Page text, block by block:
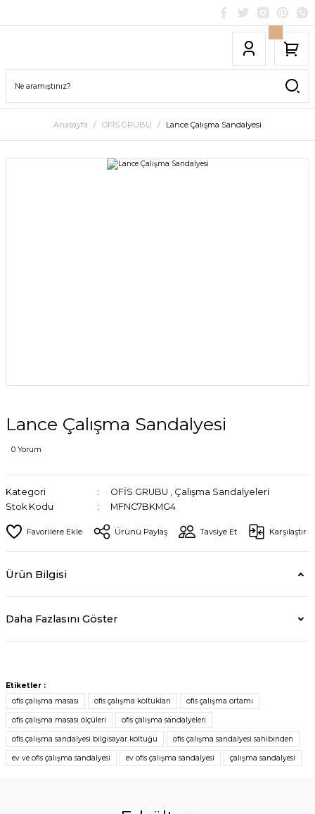
Anasayfa OFİS GRUBU Lance Çalışma Sandalyesi
Lance Çalışma Sandalyesi
0 Yorum
Kategori OFİS GRUBU , Çalışma Sandalyeleri
Stok Kodu
MFNC7BKMG4
Ürünü Paylaş Tavsiye Et Karşılaştır
Ürün Bilgisi
Daha Fazlasını Göster
Etiketler :
ofis çalışma masası
ofis çalışma koltukları ofis çalışma ortamı
ofis çalışma masası ölçüleri ofis çalışma sandalyeleri
ofis çalışma sandalyesi bilgisayar koltuğu ofis çalışma sandalyesi sahibinden
ev ve ofis çalışma sandalyesi ev ofis çalışma sandalyesi çalışma sandalyesi